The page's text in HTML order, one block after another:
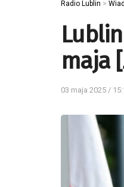
Radio Lublin >
maja
03 maja 2025 /